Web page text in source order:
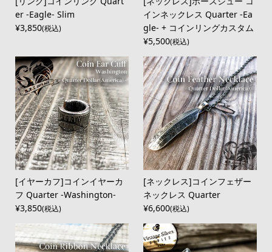
er -Eagle- Slim
¥3,850(税込)
インネックレス Quarter -Ea
gle- + コインリングカスタム
¥5,500(税込)
[イヤーカフ]コインイヤーカ
フ Quarter -Washington-
¥3,850(税込)
[ネックレス]コインフェザー
ネックレス Quarter
¥6,600(税込)